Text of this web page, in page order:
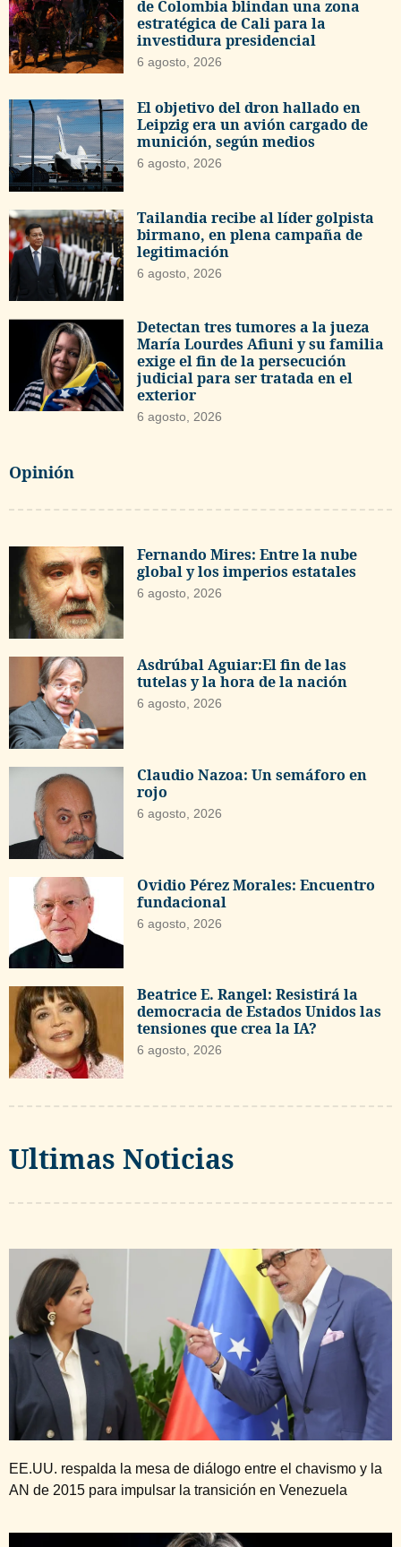
de Colombia blindan una zona
estratégica de Cali para la
investidura presidencial
6 agosto, 2026
El objetivo del dron hallado en
Leipzig era un avión cargado de
munición, según medios
6 agosto, 2026
Tailandia recibe al líder golpista
birmano, en plena campaña de
legitimación
6 agosto, 2026
Detectan tres tumores a la jueza
María Lourdes Afiuni y su familia
exige el fin de la persecución
judicial para ser tratada en el
exterior
6 agosto, 2026
Opinión
Fernando Mires: Entre la nube
global y los imperios estatales
6 agosto, 2026
Asdrúbal Aguiar:El fin de las
tutelas y la hora de la nación
6 agosto, 2026
Claudio Nazoa: Un semáforo en
rojo
6 agosto, 2026
Ovidio Pérez Morales: Encuentro
fundacional
6 agosto, 2026
Beatrice E. Rangel: Resistirá la
democracia de Estados Unidos las
tensiones que crea la IA?
6 agosto, 2026
Ultimas Noticias
EE.UU. respalda la mesa de diálogo entre el chavismo y la
AN de 2015 para impulsar la transición en Venezuela